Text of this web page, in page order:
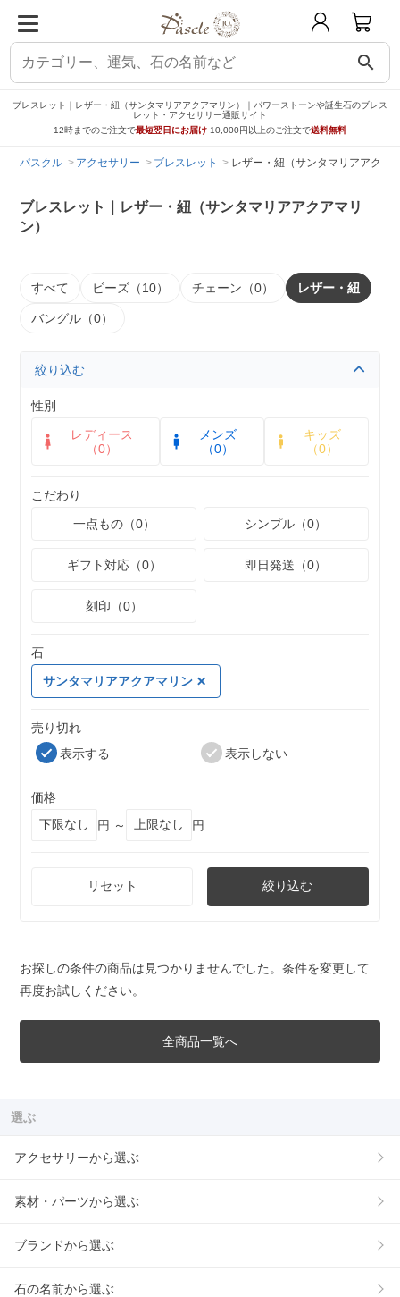
search
ブレスレット｜レザー・紐（サンタマリアアクアマリン）｜パワーストーンや誕生石のブレス
レット・アクセサリー通販サイト
12時までのご注文で最短翌日にお届け 10,000円以上のご注文で送料無料
パスクル アクセサリー ブレスレット レザー・紐（サンタマリアアクア
ブレスレット｜レザー・紐（サンタマリアアクアマリ
ン）
すべて ビーズ（10） チェーン（0） レザー・紐
バングル（0）
絞り込む
性別
レディース
（0）
メンズ
（0）
キッズ
（0）
こだわり
一点もの（0）
シンプル（0）
ギフト対応（0） 即日発送（0）
刻印（0）
石
サンタマリアアクアマリン
売り切れ
表示する
表示しない
価格
円 ～
円
リセット 絞り込む
お探しの条件の商品は見つかりませんでした。条件を変更して
再度お試しください。
全商品一覧へ
選ぶ
アクセサリーから選ぶ
素材・パーツから選ぶ
ブランドから選ぶ
石の名前から選ぶ